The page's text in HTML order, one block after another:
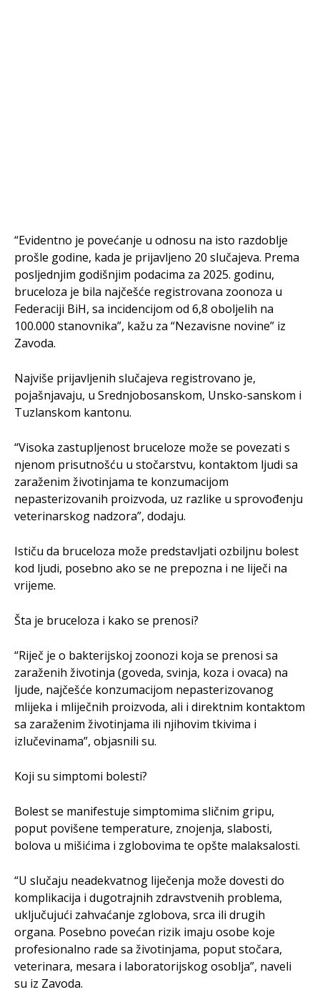
“Evidentno je povećanje u odnosu na isto razdoblje
prošle godine, kada je prijavljeno 20 slučajeva. Prema
posljednjim godišnjim podacima za 2025. godinu,
bruceloza je bila najčešće registrovana zoonoza u
Federaciji BiH, sa incidencijom od 6,8 oboljelih na
100.000 stanovnika”, kažu za “Nezavisne novine” iz
Zavoda.
Najviše prijavljenih slučajeva registrovano je,
pojašnjavaju, u Srednjobosanskom, Unsko-sanskom i
Tuzlanskom kantonu.
“Visoka zastupljenost bruceloze može se povezati s
njenom prisutnošću u stočarstvu, kontaktom ljudi sa
zaraženim životinjama te konzumacijom
nepasterizovanih proizvoda, uz razlike u sprovođenju
veterinarskog nadzora”, dodaju.
Ističu da bruceloza može predstavljati ozbiljnu bolest
kod ljudi, posebno ako se ne prepozna i ne liječi na
vrijeme.
Šta je bruceloza i kako se prenosi?
“Riječ je o bakterijskoj zoonozi koja se prenosi sa
zaraženih životinja (goveda, svinja, koza i ovaca) na
ljude, najčešće konzumacijom nepasterizovanog
mlijeka i mliječnih proizvoda, ali i direktnim kontaktom
sa zaraženim životinjama ili njihovim tkivima i
izlučevinama”, objasnili su.
Koji su simptomi bolesti?
Bolest se manifestuje simptomima sličnim gripu,
poput povišene temperature, znojenja, slabosti,
bolova u mišićima i zglobovima te opšte malaksalosti.
“U slučaju neadekvatnog liječenja može dovesti do
komplikacija i dugotrajnih zdravstvenih problema,
uključujući zahvaćanje zglobova, srca ili drugih
organa. Posebno povećan rizik imaju osobe koje
profesionalno rade sa životinjama, poput stočara,
veterinara, mesara i laboratorijskog osoblja”, naveli
su iz Zavoda.